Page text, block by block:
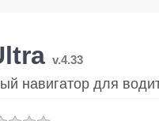
v.4.33
навигатор для